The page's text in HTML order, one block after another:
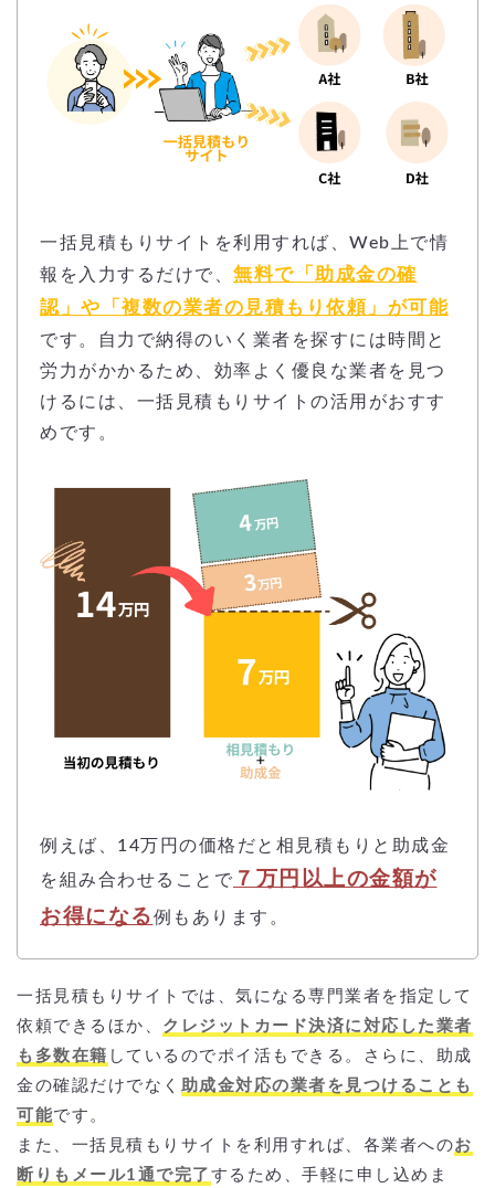
一括見積もりサイトを利用すれば、Web上で情
報を入力するだけで、 無料で「助成金の確
認」や「複数の業者の見積もり依頼」が可能
です。自力で納得のいく業者を探すには時間と
労力がかかるため、効率よく優良な業者を見つ
けるには、一括見積もりサイトの活用がおすす
めです。
例えば、14万円の価格だと相見積もりと助成金
を組み合わせることで ７万円以上の金額が
お得になる例もあります。
一括見積もりサイトでは、気になる専門業者を指定して
依頼できるほか、 クレジットカード決済に対応した業者
も多数在籍 しているのでポイ活もできる。さらに、助成
金の確認だけでなく 助成金対応の業者を見つけることも
可能です。
また、一括見積もりサイトを利用すれば、各業者へのお
断りもメール1通で完了 するため、手軽に申し込めま